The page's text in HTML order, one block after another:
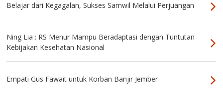
Belajar dari Kegagalan, Sukses Samwil Melalui Perjuangan
Ning Lia : RS Menur Mampu Beradaptasi dengan Tuntutan
Kebijakan Kesehatan Nasional
Empati Gus Fawait untuk Korban Banjir Jember